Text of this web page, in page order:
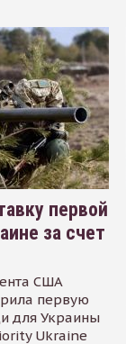
первой
за счет
США
первую
для Украины
Ukraine